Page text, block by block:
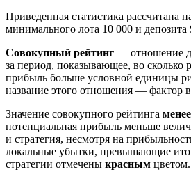
Приведенная статистика рассчитана
минимального лота 10 000 и депозита
Совокупный рейтинг — отношение
за период, показывающее, во сколько
прибыль больше условной единицы
название этого отношения — фактор
Значение совокупного рейтинга
потенциальная прибыль меньше
и стратегия, несмотря на
локальные убытки, превышающие
стратегии отмечены красным цветом.